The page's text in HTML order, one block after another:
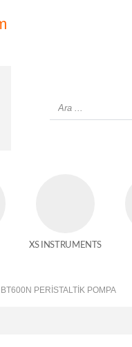
XS INSTRUMENTS
PERISTALTIK POMPA